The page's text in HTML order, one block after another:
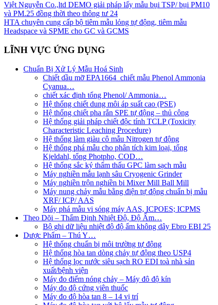
Việt Nguyễn Co.,ltd DEMO giải pháp lấy mẫu bụi TSP/ bụi PM10
và PM.25 đồng thời theo thông tư 24
HTA chuyên cung cấp bộ tiêm mẫu lỏng tự động, tiêm mẫu
Headspace và SPME cho GC và GCMS
LĨNH VỰC ỨNG DỤNG
Chuẩn Bị Xử Lý Mẫu Hoá Sinh
Chiết dầu mỡ EPA1664_chiết mẫu Phenol Ammonia
Cyanua…
chiết xác định tổng Phenol/ Ammonia…
Hệ thống chiết dung môi áp suất cao (PSE)
Hệ thống chiết pha rắn SPE tự động – thủ công
Hệ thống giải pháp chiết độc tính TCLP (Toxicity
Characteristic Leaching Procedure)
Hệ thống làm giàu cô mẫu Nitrogen tự động
Hệ thống phá mẫu cho phân tích kim loại, tổng
Kjeldahl, tổng Photpho, COD…
Hệ thống sắc ký thẩm thấu GPC làm sạch mẫu
Máy nghiền mẫu lạnh sâu Cryogenic Grinder
Máy nghiền trộn nghiền bi Mixer Mill Ball Mill
Máy nung chảy mẫu bằng điện tự động chuẩn bị mẫu
XRF/ ICP/ AAS
Máy phá mẫu vi sóng máy AAS, ICPOES; ICPMS
Theo Dõi – Thẩm Định Nhiệt Độ, Độ Ẩm…
Bộ ghi dữ liệu nhiệt độ độ ẩm không dây Ebro EBI 25
Dược Phẩm – Thú Y…
Hệ thống chuẩn bị môi trường tự động
Hệ thống hòa tan dòng chảy tự động theo USP4
Hệ thống lọc nước siêu sạch RO EDI​​ toà nhà sản
xuất/bệnh viện
Máy đo điểm nóng chảy – Máy đô độ kín
Máy đo độ cứng viên thuốc
Máy đo độ hòa tan 8 – 14 vị trí